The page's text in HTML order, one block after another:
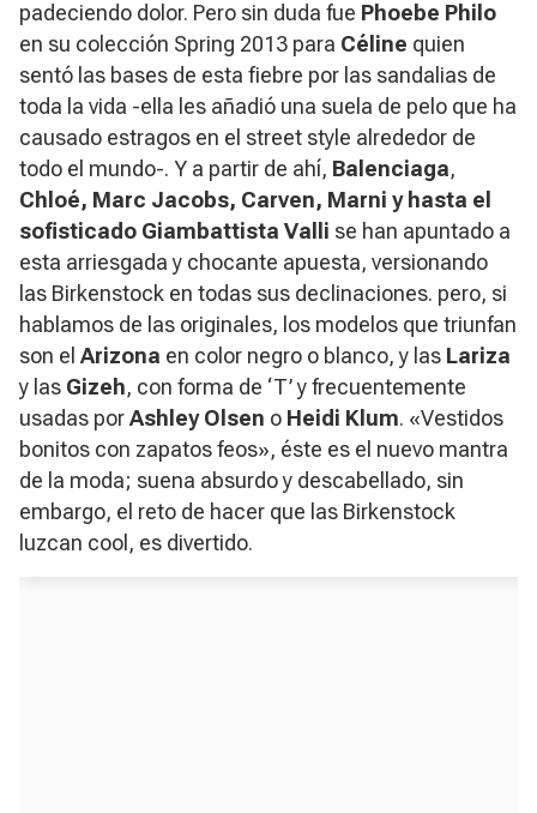
padeciendo dolor. Pero sin duda fue Phoebe Philo
en su colección Spring 2013 para Céline quien
sentó las bases de esta fiebre por las sandalias de
toda la vida -ella les añadió una suela de pelo que ha
causado estragos en el street style alrededor de
todo el mundo-. Y a partir de ahí, Balenciaga,
Chloé, Marc Jacobs, Carven, Marni y hasta el
sofisticado Giambattista Valli se han apuntado a
esta arriesgada y chocante apuesta, versionando
las Birkenstock en todas sus declinaciones. pero, si
hablamos de las originales, los modelos que triunfan
son el Arizona en color negro o blanco, y las Lariza
y las Gizeh, con forma de ‘T’ y frecuentemente
usadas porAshley Olsen o Heidi Klum. «Vestidos
bonitos con zapatos feos», éste es el nuevo mantra
de la moda; suena absurdo y descabellado, sin
embargo, el reto de hacer que las Birkenstock
luzcan cool, es divertido.